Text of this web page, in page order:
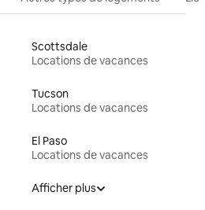
Scottsdale
Locations de vacances
Tucson
Locations de vacances
El Paso
Locations de vacances
Afficher plus